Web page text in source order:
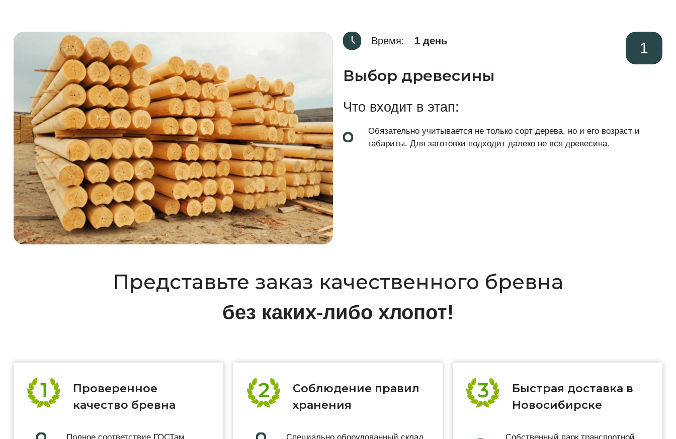
Время: 1 день 1
Выбор древесины
Что входит в этап:
Обязательно учитывается не только сорт дерева, но и его возраст и
габариты. Для заготовки подходит далеко не вся древесина.
Представьте заказ качественного бревна
без каких-либо хлопот!
Проверенное
качество бревна
Соблюдение правил
хранения
Быстрая доставка в
Новосибирске